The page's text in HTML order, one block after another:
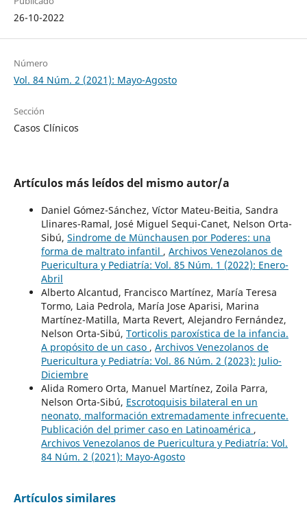
26-10-2022
Número
Vol. 84 Núm. 2 (2021): Mayo-Agosto
Sección
Casos Clínicos
Artículos más leídos del mismo autor/a
Daniel Gómez-Sánchez, Víctor Mateu-Beitia, Sandra
Llinares-Ramal, José Miguel Sequi-Canet, Nelson Orta-
Sibú, Sindrome de Münchausen por Poderes: una
forma de maltrato infantil , Archivos Venezolanos de
Puericultura y Pediatría: Vol. 85 Núm. 1 (2022): Enero-
Abril
Alberto Alcantud, Francisco Martínez, María Teresa
Tormo, Laia Pedrola, María Jose Aparisi, Marina
Martínez-Matilla, Marta Revert, Alejandro Fernández,
Nelson Orta-Sibú, Torticolis paroxística de la infancia.
A propósito de un caso , Archivos Venezolanos de
Puericultura y Pediatría: Vol. 86 Núm. 2 (2023): Julio-
Diciembre
Alida Romero Orta, Manuel Martínez, Zoila Parra,
Nelson Orta-Sibú, Escrotoquisis bilateral en un
neonato, malformación extremadamente infrecuente.
Publicación del primer caso en Latinoamérica ,
Archivos Venezolanos de Puericultura y Pediatría: Vol.
84 Núm. 2 (2021): Mayo-Agosto
Artículos similares